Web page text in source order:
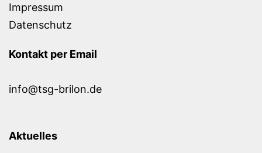
Impressum
Datenschutz
Kontakt per Email
info@tsg-brilon.de
Aktuelles